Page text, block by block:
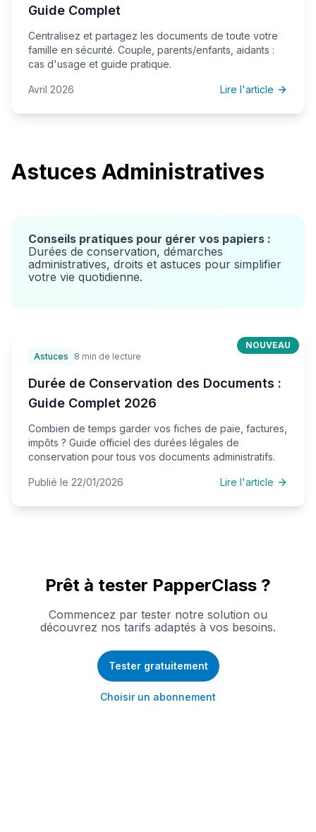
Guide Complet
Centralisez et partagez les documents de toute votre
famille en sécurité. Couple, parents/enfants, aidants :
cas d'usage et guide pratique.
Avril 2026 Lire l'article
Astuces Administratives
Conseils pratiques pour gérer vos papiers :
Durées de conservation, démarches
administratives, droits et astuces pour simplifier
votre vie quotidienne.
NOUVEAU
Astuces
8 min de lecture
Durée de Conservation des Documents :
Guide Complet 2026
Combien de temps garder vos fiches de paie, factures,
impôts ? Guide officiel des durées légales de
conservation pour tous vos documents administratifs.
Publié le 22/01/2026 Lire l'article
Prêt à tester PapperClass ?
Commencez par tester notre solution ou
découvrez nos tarifs adaptés à vos besoins.
Tester gratuitement
Choisir un abonnement